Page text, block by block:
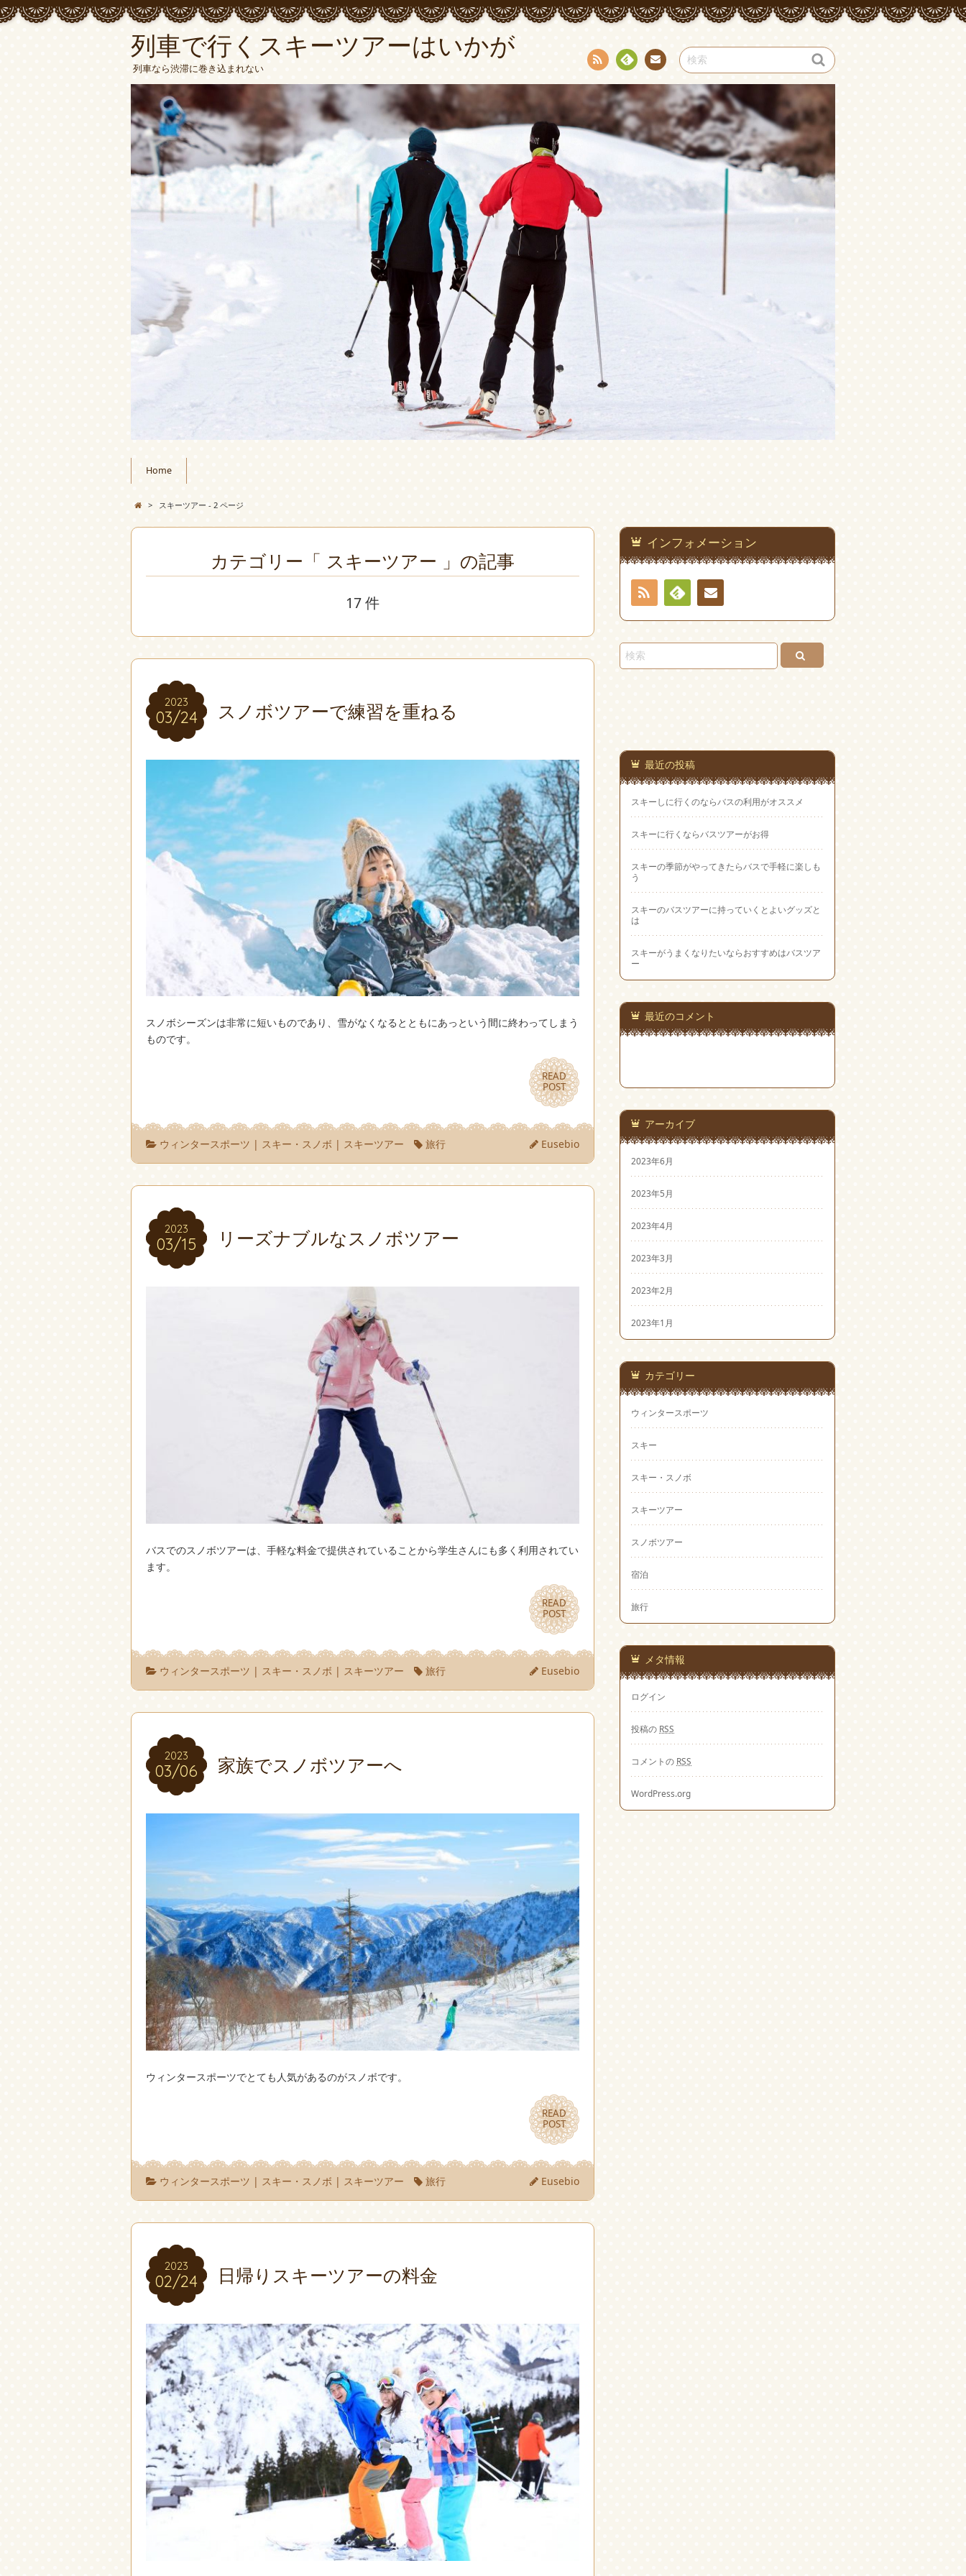
列車で行くスキーツアーはいかが
列車なら渋滞に巻き込まれない
RSS Fee
dly
い合
Home
> スキーツアー - 2 ページ
カテゴリー「 スキーツアー 」の記事
17 件
2023
03/24
2023
03/24 スノボツアーで練習を重ねる
スノボシーズンは非常に短いものであり、雪がなくなるとともにあっという間に終わってしまう
ものです。
READ
POST
READ
POST
ウィンタースポーツ | スキー・スノボ | スキーツアー 旅行 Eusebio
2023
03/15
2023
03/15 リーズナブルなスノボツアー
バスでのスノボツアーは、手軽な料金で提供されていることから学生さんにも多く利用されてい
ます。
READ
POST
READ
POST
ウィンタースポーツ | スキー・スノボ | スキーツアー 旅行 Eusebio
2023
03/06
2023
03/06 家族でスノボツアーへ
ウィンタースポーツでとても人気があるのがスノボです。
READ
POST
READ
POST
ウィンタースポーツ | スキー・スノボ | スキーツアー 旅行 Eusebio
2023
02/24
2023
02/24 日帰りスキーツアーの料金
インフォメーション
RSS
Feedlyお問
い合
わせ
最近の投稿
スキーしに行くのならバスの利用がオススメ
スキーに行くならバスツアーがお得
スキーの季節がやってきたらバスで手軽に楽しも
う
スキーのバスツアーに持っていくとよいグッズと
は
スキーがうまくなりたいならおすすめはバスツア
ー
最近のコメント
アーカイブ
2023年6月
2023年5月
2023年4月
2023年3月
2023年2月
2023年1月
カテゴリー
ウィンタースポーツ
スキー
スキー・スノボ
スキーツアー
スノボツアー
宿泊
旅行
メタ情報
ログイン
投稿の RSS
コメントの RSS
WordPress.org